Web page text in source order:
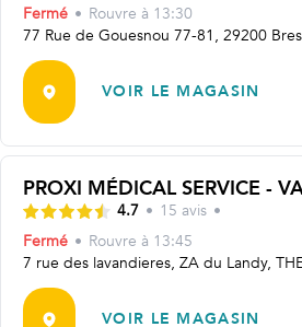
Fermé • Rouvre à 13:30
77 Rue de Gouesnou 77-81, 29200
VOIR LE MAGASIN
PROXI MÉDICAL SERVICE -
4.7 • 15 avis •
Fermé • Rouvre à 13:45
7 rue des lavandieres, ZA du Landy,
VOIR LE MAGASIN